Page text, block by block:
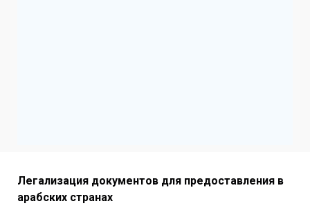
Легализация документов для предоставления в
арабских странах